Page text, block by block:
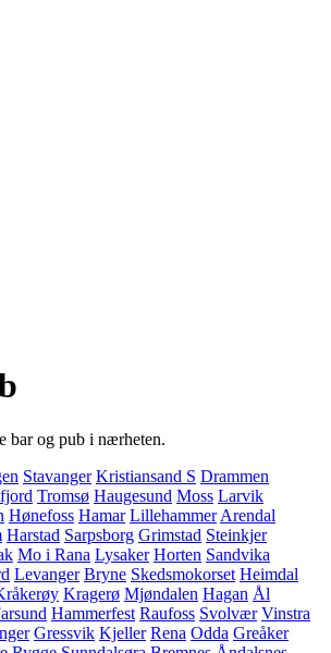
bar og pub i nærheten.
Stavanger Kristiansand S Drammen
Tromsø Haugesund Moss Larvik
Hønefoss Hamar Lillehammer Arendal
Harstad Sarpsborg Grimstad Steinkjer
Mo i Rana Lysaker Horten Sandvika
Levanger Bryne Skedsmokorset Heimdal
Kragerø Mjøndalen Hagan Ål
Hammerfest Raufoss Svolvær Vinstra
Gressvik Kjeller Rena Odda Greåker